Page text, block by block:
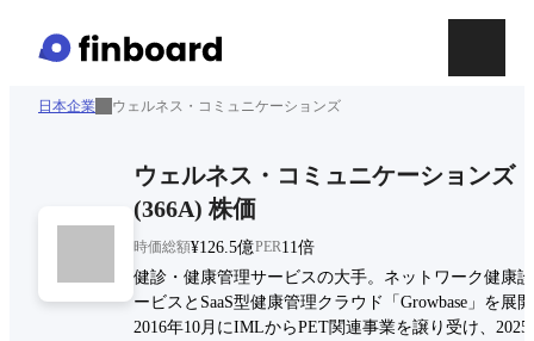
日本企業 ウェルネス・コミュニケーションズ
ウェルネス・コミュニケーションズ
(366A) 株価
時価総額¥126.5億PER11倍
健診・健康管理サービスの大手。ネットワーク健康
ービスとSaaS型健康管理クラウド「Growbase」を展
2016年10月にIMLからPET関連事業を譲り受け、2025